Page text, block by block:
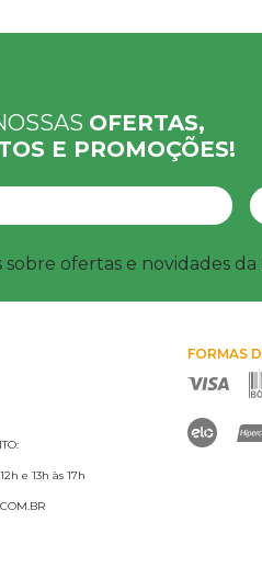
OFERTAS,
E PROMOÇÕES!
ofertas e novidades da
e 13h às 17h
FORMAS